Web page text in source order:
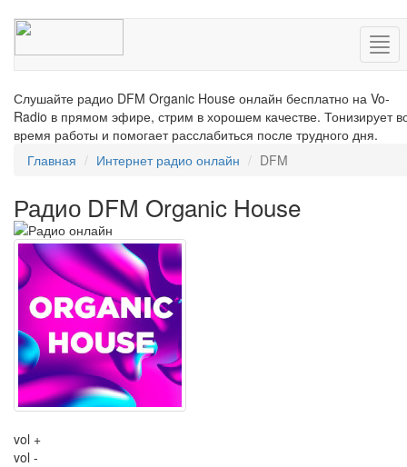
Слушайте радио DFM Organic House онлайн бесплатно на Vo-
Radio в прямом эфире, стрим в хорошем качестве. Тонизирует
время работы и помогает расслабиться после трудного дня.
Главная
Интернет радио онлайн DFM
Радио DFM Organic House
vol +
vol -